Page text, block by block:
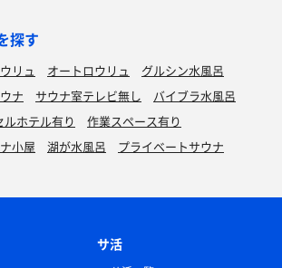
探す
リュ オートロウリュ
グルシン水風呂
ナ サウナ室テレビ無し
バイブラ水風呂
ルホテル有り
作業スペース有り
小屋 湖が水風呂 プライベートサウナ
サ活